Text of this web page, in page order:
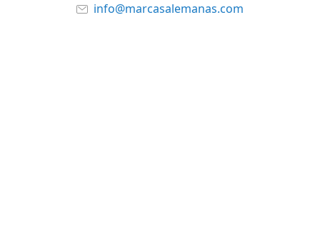
info@marcasalemanas.com